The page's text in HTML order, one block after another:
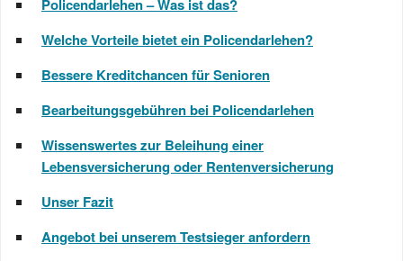
Policendarlehen – Was ist das?
Welche Vorteile bietet ein Policendarlehen?
Bessere Kreditchancen für Senioren
Bearbeitungsgebühren bei Policendarlehen
Wissenswertes zur Beleihung einer
Lebensversicherung oder Rentenversicherung
Unser Fazit
Angebot bei unserem Testsieger anfordern